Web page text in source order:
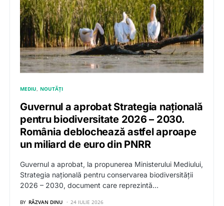
MEDIU NOUTĂȚI
Guvernul a aprobat Strategia națională
pentru biodiversitate 2026 – 2030.
România deblochează astfel aproape
un miliard de euro din PNRR
Guvernul a aprobat, la propunerea Ministerului Mediului,
Strategia națională pentru conservarea biodiversității
2026 – 2030, document care reprezintă…
BY RĂZVAN DINU 24 IULIE 2026